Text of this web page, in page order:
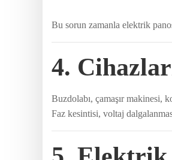
Bu sorun zamanla elektrik
4.
Buzdolabı, çamaşır makinesi,
Faz kesintisi, voltaj